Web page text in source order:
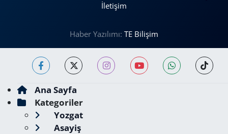
İletişim
Haber Yazılımı: TE Bilişim
Ana Sayfa
Kategoriler
Yozgat
Asayiş